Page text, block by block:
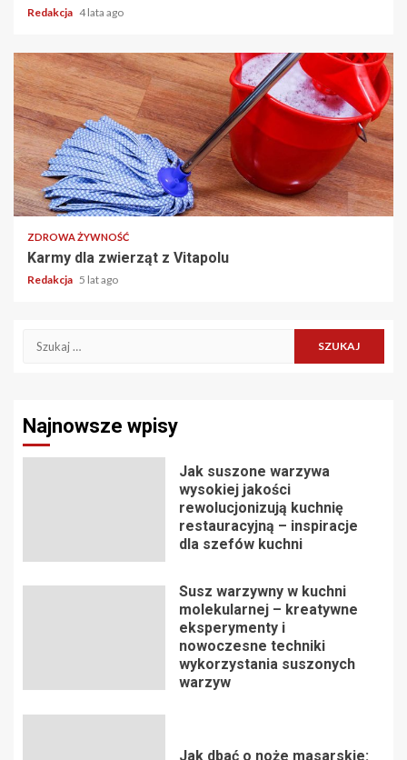
Redakcja 4 lata ago
2 min read
ZDROWA ŻYWNOŚĆ
Karmy dla zwierząt z Vitapolu
Redakcja 5 lat ago
Szukaj:
Najnowsze wpisy
Jak suszone warzywa
wysokiej jakości
rewolucjonizują kuchnię
restauracyjną – inspiracje
dla szefów kuchni
Susz warzywny w kuchni
molekularnej – kreatywne
eksperymenty i
nowoczesne techniki
wykorzystania suszonych
warzyw
Jak dbać o noże masarskie: